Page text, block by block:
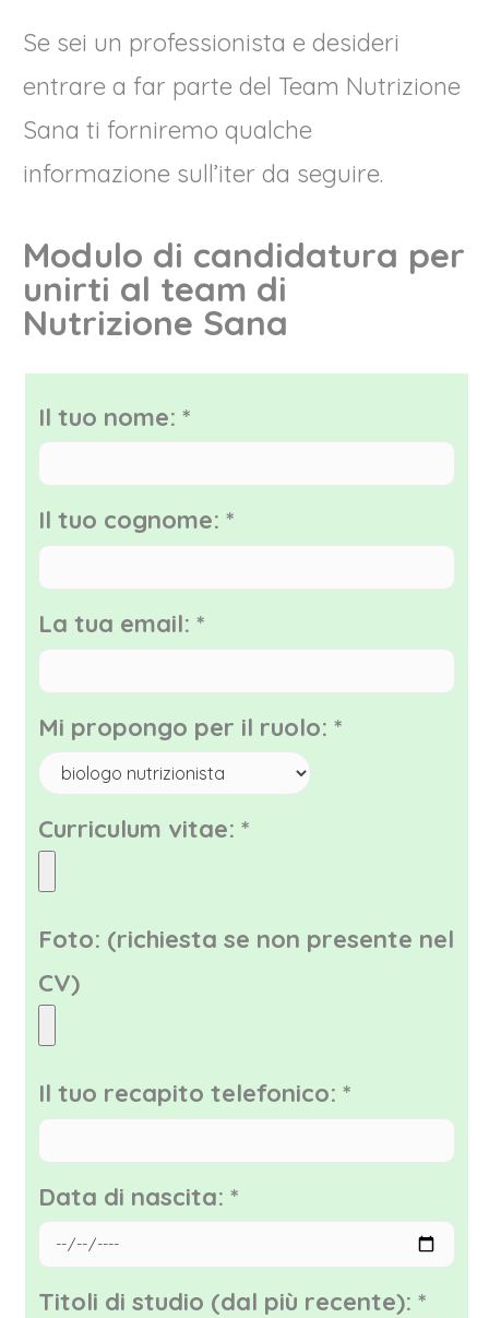
Se sei un professionista e desideri
entrare a far parte del Team Nutrizione
Sana ti forniremo qualche
informazione sull’iter da seguire.
Modulo di candidatura per
unirti al team di
Nutrizione Sana
Il tuo nome:*
Il tuo cognome:*
La tua email:*
Mi propongo per il ruolo:*
Curriculum vitae:*
Foto: (richiesta se non presente nel
CV)
Il tuo recapito telefonico:*
Data di nascita:*
Titoli di studio (dal più recente):*